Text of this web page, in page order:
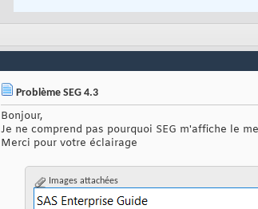
Problème SEG 4.3
Bonjour,
Je ne comprend pas pourquoi SEG m'affiche le
Merci pour votre éclairage
Images attachées